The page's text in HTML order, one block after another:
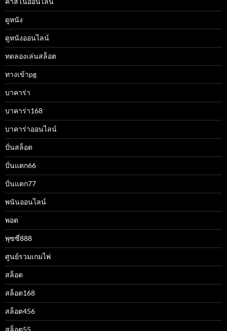
ดูหนัง
ดูหนังออนไลน์
ทดลองเล่นสล็อต
ทางเข้าpg
บาคาร่า
บาคาร่า168
บาคาร่าออนไลน์
ปั่นสล็อต
ปั่นแตก66
ปั่นแตก77
พนันออนไลน์
พอต
พุซซี่888
ศูนย์รวมเกมไพ่
สล็อต
สล็อต168
สล็อต456
สล็อต55